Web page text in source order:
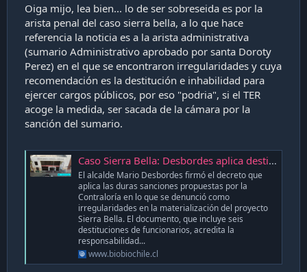
Mas indecente es esto que tambien están tratando de
usarlo para su reforma (como el panfletero ctm de JM
Oiga mijo, lea bien... lo de ser sobreseida es por la
arista penal del caso sierra bella, a lo que hace
referencia la noticia es a la arista administrativa
(sumario Administrativo aprobado por santa Doroty
Perez) en el que se encontraron irregularidades y cuya
recomendación es la destitución e inhabilidad para
ejercer cargos públicos, por eso "podria", si el TER
acoge la medida, ser sacada de la cámara por la
sanción del sumario.
Caso Sierra Bella: Desbordes aplica destituciones y acoge responsabilidad de Irací Hassler
El alcalde Mario Desbordes firmó el decreto que
aplica las duras sanciones propuestas por la
Contraloría en lo que se denunció como
irregularidades en la materialización del proyecto
Sierra Bella. El documento, que incluye seis
destituciones de funcionarios, acredita la
responsabilidad...
www.biobiochile.cl